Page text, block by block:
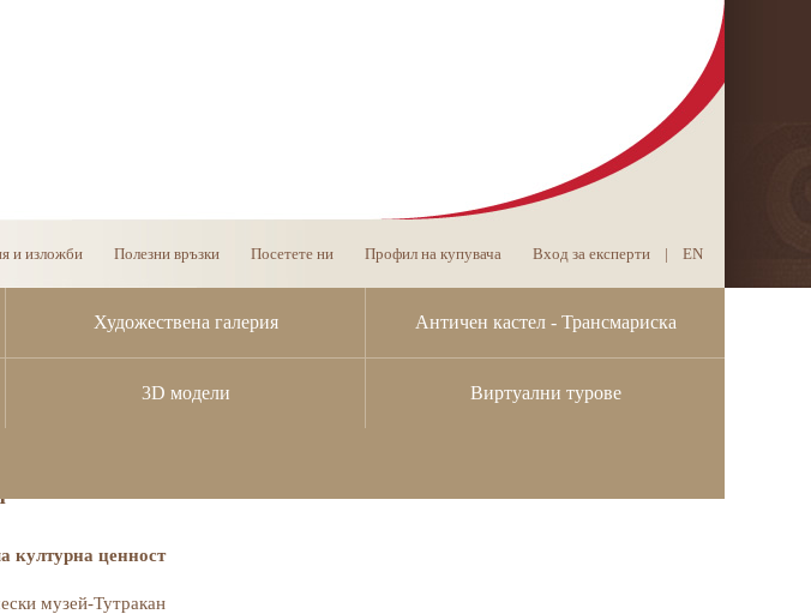
Художествена галерия Античен кастел - Трансмариска
3D модели Виртуални турове
и изложби Полезни връзки Посетете ни Профил на купувача Вход за експерти | EN
културна ценност
музей-Тутракан